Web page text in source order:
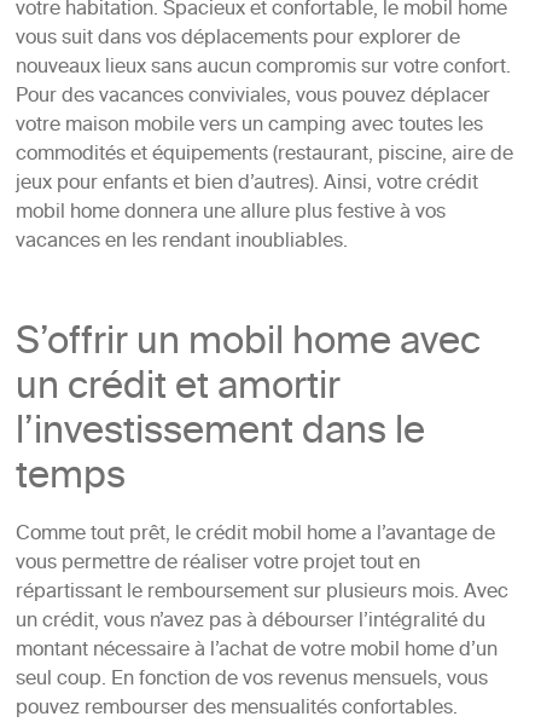
votre habitation. Spacieux et confortable, le mobil home
vous suit dans vos déplacements pour explorer de
nouveaux lieux sans aucun compromis sur votre confort.
Pour des vacances conviviales, vous pouvez déplacer
votre maison mobile vers un camping avec toutes les
commodités et équipements (restaurant, piscine, aire de
jeux pour enfants et bien d’autres). Ainsi, votre crédit
mobil home donnera une allure plus festive à vos
vacances en les rendant inoubliables.
S’offrir un mobil home avec
un crédit et amortir
l’investissement dans le
temps
Comme tout prêt, le crédit mobil home a l’avantage de
vous permettre de réaliser votre projet tout en
répartissant le remboursement sur plusieurs mois. Avec
un crédit, vous n’avez pas à débourser l’intégralité du
montant nécessaire à l’achat de votre mobil home d’un
seul coup. En fonction de vos revenus mensuels, vous
pouvez rembourser des mensualités confortables.